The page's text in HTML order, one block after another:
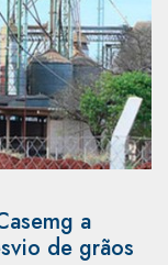
a
de grãos